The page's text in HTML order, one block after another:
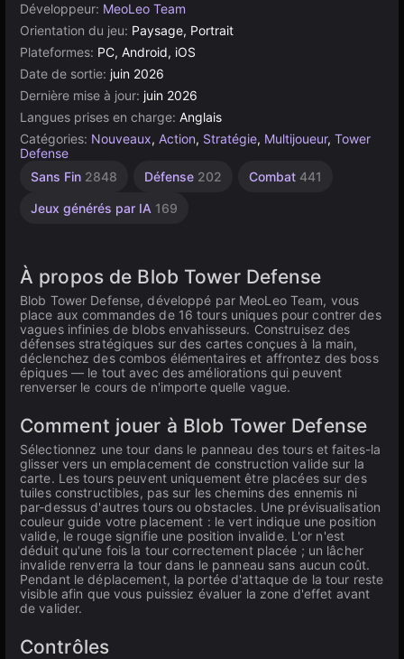
Développeur: MeoLeo Team
Orientation du jeu: Paysage, Portrait
Plateformes: PC, Android, iOS
Date de sortie: juin 2026
Dernière mise à jour: juin 2026
Langues prises en charge: Anglais
Catégories: Nouveaux, Action, Stratégie, Multijoueur, Tower
Defense
Sans Fin 2848 Défense 202 Combat 441
Jeux générés par IA 169
À propos de Blob Tower Defense
Blob Tower Defense, développé par MeoLeo Team, vous
place aux commandes de 16 tours uniques pour contrer des
vagues infinies de blobs envahisseurs. Construisez des
défenses stratégiques sur des cartes conçues à la main,
déclenchez des combos élémentaires et affrontez des boss
épiques — le tout avec des améliorations qui peuvent
renverser le cours de n'importe quelle vague.
Comment jouer à Blob Tower Defense
Sélectionnez une tour dans le panneau des tours et faites-la
glisser vers un emplacement de construction valide sur la
carte. Les tours peuvent uniquement être placées sur des
tuiles constructibles, pas sur les chemins des ennemis ni
par-dessus d'autres tours ou obstacles. Une prévisualisation
couleur guide votre placement : le vert indique une position
valide, le rouge signifie une position invalide. L'or n'est
déduit qu'une fois la tour correctement placée ; un lâcher
invalide renverra la tour dans le panneau sans aucun coût.
Pendant le déplacement, la portée d'attaque de la tour reste
visible afin que vous puissiez évaluer la zone d'effet avant
de valider.
Contrôles